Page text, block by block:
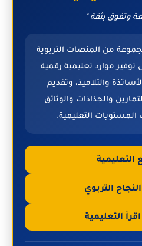
وتفوق بثقة "
من المنصات التربوية
موارد تعليمية رقمية
والتلاميذ، وتقديم
والجذاذات والوثائق
المستويات التعليمية.
التعليمية
التربوي
التعليمية